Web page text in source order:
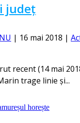
județ
| 16 mai 2018 |
recent (14 mai
trage linie și...